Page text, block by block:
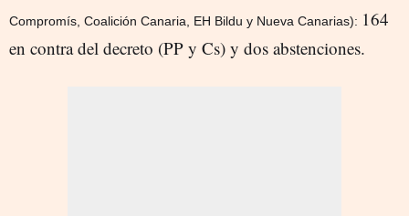
Compromís, Coalición Canaria, EH Bildu y Nueva Canarias): 164
en contra del decreto (PP y Cs) y dos abstenciones.